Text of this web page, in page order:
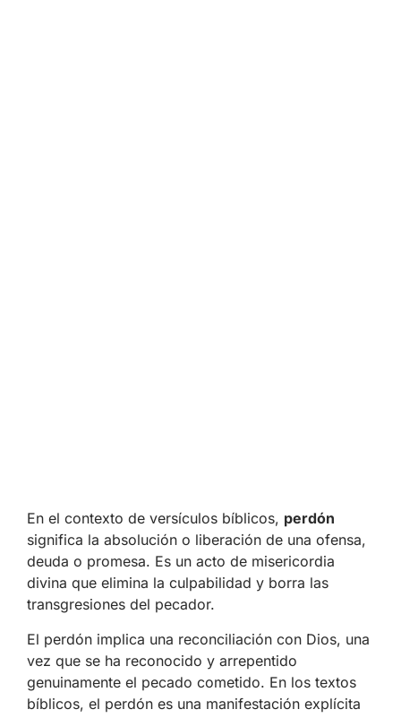
En el contexto de versículos bíblicos, perdón
significa la absolución o liberación de una ofensa,
deuda o promesa. Es un acto de misericordia
divina que elimina la culpabilidad y borra las
transgresiones del pecador.
El perdón implica una reconciliación con Dios, una
vez que se ha reconocido y arrepentido
genuinamente el pecado cometido. En los textos
bíblicos, el perdón es una manifestación explícita